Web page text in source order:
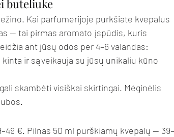
buteliuke
Kai parfumerijoje purkšiate kvepalus
— tai pirmas aromato įspūdis, kuris
ant jūsų odos per 4–6 valandas:
ir sąveikauja su jūsų unikaliu kūno
skambėti visiškai skirtingai. Mėginėlis
€. Pilnas 50 ml purškiamų kvepalų — 39–